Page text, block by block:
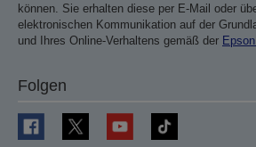
können. Sie erhalten diese per E-Mail oder
elektronischen Kommunikation auf der
und Ihres Online-Verhaltens gemäß der
Folgen